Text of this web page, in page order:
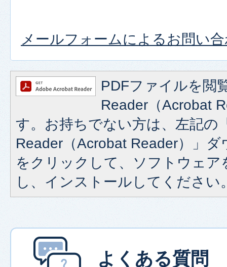
メールフォームによるお問い
PDFファイルを閲
Reader（Acrobat
す。お持ちでない方は、左記の
Reader（Acrobat Reader）」
をクリックして、ソフトウェア
し、インストールしてください
よくある質問